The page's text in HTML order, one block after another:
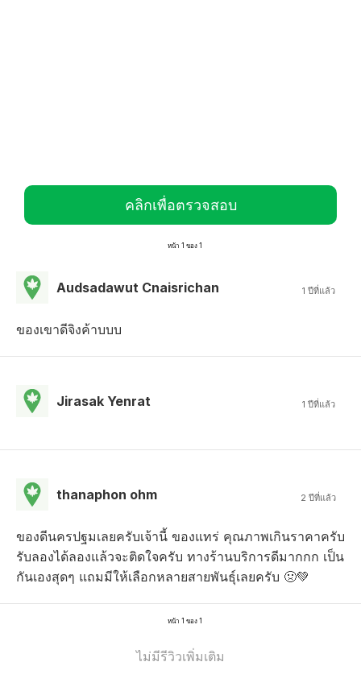
คลิกเพื่อตรวจสอบ
หน้า 1 ของ 1
Audsadawut Cnaisrichan 1 ปีที่แล้ว
ของเขาดีจิงค้าบบบ
Jirasak Yenrat 1 ปีที่แล้ว
thanaphon ohm 2 ปีที่แล้ว
ของดีนครปฐมเลยครับเจ้านี้ ของแทร่ คุณภาพเกินราคาครับ
รับลองได้ลองแล้วจะติดใจครับ ทางร้านบริการดีมากกก เป็น
กันเองสุดๆ แถมมีให้เลือกหลายสายพันธุ์เลยครับ 🤢💚
หน้า 1 ของ 1
ไม่มีรีวิวเพิ่มเติม